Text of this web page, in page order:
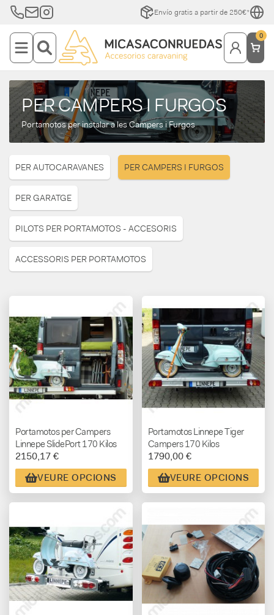
Envío gratis a partir de 250€*
0
PER CAMPERS I FURGOS
Portamotos per instalar a les Campers i Furgos
PER AUTOCARAVANES PER CAMPERS I FURGOS
PER GARATGE
PILOTS PER PORTAMOTOS - ACCESORIS
ACCESSORIS PER PORTAMOTOS
Portamotos per Campers
Linnepe SlidePort 170 Kilos
2150,17 €
VEURE OPCIONS
Portamotos Linnepe Tiger
Campers 170 Kilos
1790,00 €
VEURE OPCIONS